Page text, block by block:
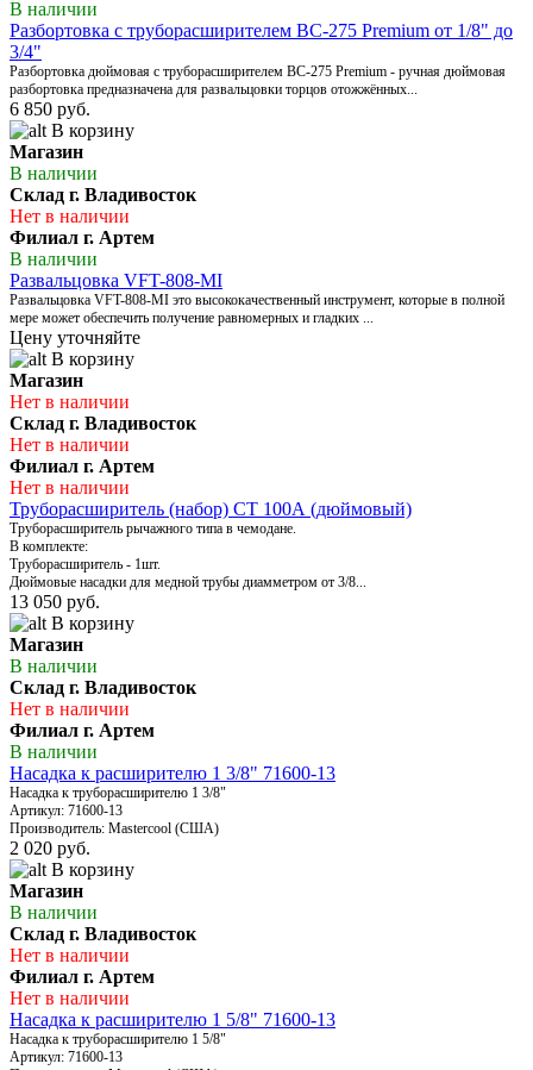
В наличии
Разбортовка с труборасширителем BC-275 Premium от 1/8" до
3/4"
Разбортовка дюймовая с труборасширителем BC-275 Premium - ручная дюймовая
разбортовка предназначена для развальцовки торцов отожжённых...
6 850 руб.
В корзину
Магазин
В наличии
Склад г. Владивосток
Нет в наличии
Филиал г. Артем
В наличии
Развальцовка VFT-808-МI
Развальцовка VFT-808-МI это высококачественный инструмент, которые в полной
мере может обеспечить получение равномерных и гладких ...
Цену уточняйте
В корзину
Магазин
Нет в наличии
Склад г. Владивосток
Нет в наличии
Филиал г. Артем
Нет в наличии
Труборасширитель (набор) СТ 100А (дюймовый)
Труборасширитель рычажного типа в чемодане.
В комплекте:
Труборасширитель - 1шт.
Дюймовые насадки для медной трубы диамметром от 3/8...
13 050 руб.
В корзину
Магазин
В наличии
Склад г. Владивосток
Нет в наличии
Филиал г. Артем
В наличии
Насадка к расширителю 1 3/8" 71600-13
Насадка к труборасширителю 1 3/8"
Артикул: 71600-13
Производитель: Mastercool (США)
2 020 руб.
В корзину
Магазин
В наличии
Склад г. Владивосток
Нет в наличии
Филиал г. Артем
Нет в наличии
Насадка к расширителю 1 5/8" 71600-13
Насадка к труборасширителю 1 5/8"
Артикул: 71600-13